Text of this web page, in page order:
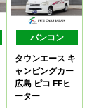
バンコン
タウンエース キ
ャンピングカー
広島 ピコ FFヒ
ーター